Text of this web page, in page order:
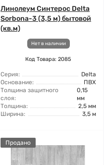
Линолеум Синтерос Delta
Sorbona-3 (3,5 м) бытовой
(кв.м)
Нет в наличии
Код Товара: 2085
Серия:
Delta
Основание:
ПВХ
Толщина защитного
слоя:
0,15
мм
Толщина:
2,5 мм
Ширина:
3,5 м
Продано